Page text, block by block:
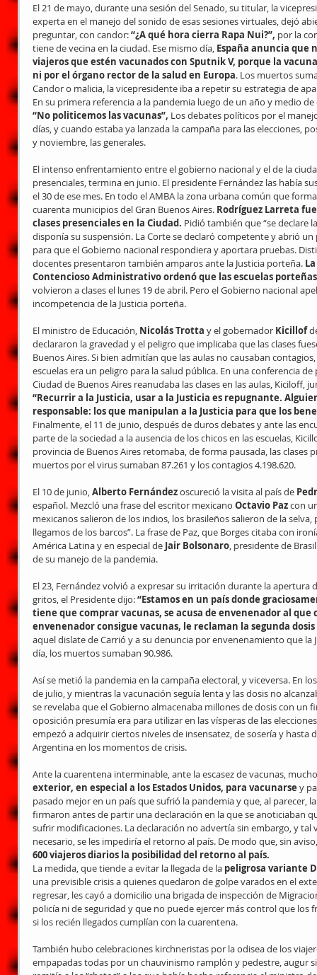
El 21 de mayo, durante una sesión del Senado, su titular, la
experta en el manejo del sonido de esas sesiones virtuales, dejó
preguntar, con candor: “¿A qué hora cierra Rapa Nui?”, por la
tiene de vecina en la ciudad. Ese mismo día, España anuncia que
viajeros que estén vacunados con Sputnik V, porque la
ni por el órgano rector de la salud en Europa. Los muertos
Candor o malicia, la vicepresidente iba a repetir su estrategia de
En su primera referencia a la pandemia luego de un año y medio
“No politicemos las vacunas”, Los debates políticos por el
días, y cuando estaba ya lanzada la campaña para las elecciones,
y noviembre, las generales.
El intenso enfrentamiento entre el gobierno nacional y el de la
presenciales, termina en junio. El presidente Fernández las había
el 30 de ese mes. En todo el AMBA la zona urbana común que
cuarenta municipios del Gran Buenos Aires. Rodríguez Larreta
clases presenciales en la Ciudad. Pidió también que “se declare
disponía su suspensión. La Corte se declaró competente y abrió
para que el Gobierno nacional respondiera y aportara pruebas.
docentes presentaron también amparos ante la Justicia porteña.
Contencioso Administrativo ordenó que las escuelas
volvieron a clases el lunes 19 de abril. Pero el Gobierno nacional
incompetencia de la Justicia porteña.
El ministro de Educación, Nicolás Trotta y el gobernador Kicillof
declararon la gravedad y el peligro que implicaba que las clases
Buenos Aires. Si bien admitían que las aulas no causaban
escuelas era un peligro para la salud pública. En una conferencia
Ciudad de Buenos Aires reanudaba las clases en las aulas, Kiciloff,
“Recurrir a la Justicia, usar a la Justicia es repugnante.
responsable: los que manipulan a la Justicia para que los
Finalmente, el 11 de junio, después de duros debates y ante las
parte de la sociedad a la ausencia de los chicos en las escuelas,
provincia de Buenos Aires retomaba, de forma pausada, las clases
muertos por el virus sumaban 87.261 y los contagios 4.198.620.
El 10 de junio, Alberto Fernández oscureció la visita al país de
español. Mezcló una frase del escritor mexicano Octavio Paz con
mexicanos salieron de los indios, los brasileños salieron de la
llegamos de los barcos”. La frase de Paz, que Borges citaba con
América Latina y en especial de Jair Bolsonaro, presidente de
de su manejo de la pandemia.
El 23, Fernández volvió a expresar su irritación durante la apertura
gritos, el Presidente dijo: “Estamos en un país donde
tiene que comprar vacunas, se acusa de envenenador al que
envenenador consigue vacunas, le reclaman la segunda dosis
aquel dislate de Carrió y a su denuncia por envenenamiento que
día, los muertos sumaban 90.986.
Así se metió la pandemia en la campaña electoral, y viceversa. En
de julio, y mientras la vacunación seguía lenta y las dosis no
se revelaba que el Gobierno almacenaba millones de dosis con un
oposición presumía era para utilizar en las vísperas de las
empezó a adquirir ciertos niveles de insensatez, de sosería y hasta
Argentina en los momentos de crisis.
Ante la cuarentena interminable, ante la escasez de vacunas,
exterior, en especial a los Estados Unidos, para vacunarse y
pasado mejor en un país que sufrió la pandemia y que, al parecer,
firmaron antes de partir una declaración en la que se anoticiaban
sufrir modificaciones. La declaración no advertía sin embargo, y tal
necesario, se les impediría el retorno al país. De modo que, sin
600 viajeros diarios la posibilidad del retorno al país.
La medida, que tiende a evitar la llegada de la peligrosa variante
una previsible crisis a quienes quedaron de golpe varados en el
regresar, les cayó a domicilio una brigada de inspección de
policía ni de seguridad y que no puede ejercer más control que
si los recién llegados cumplían con la cuarentena.
También hubo celebraciones kirchneristas por la odisea de los
empapadas todas por un chauvinismo ramplón y pedestre, augur